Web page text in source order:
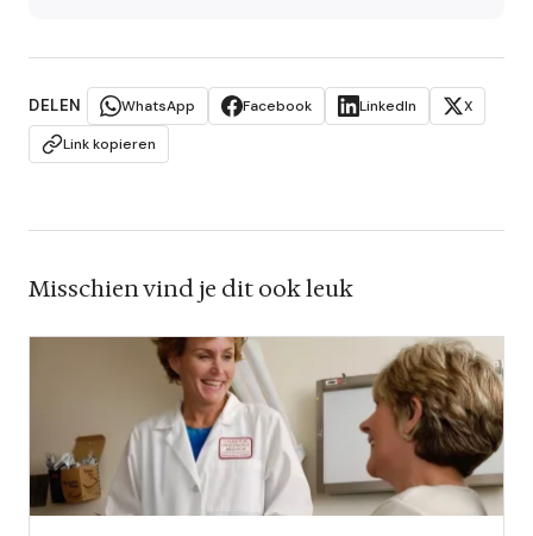
DELEN WhatsApp Facebook LinkedIn
X
Link kopieren
Misschien vind je dit ook leuk